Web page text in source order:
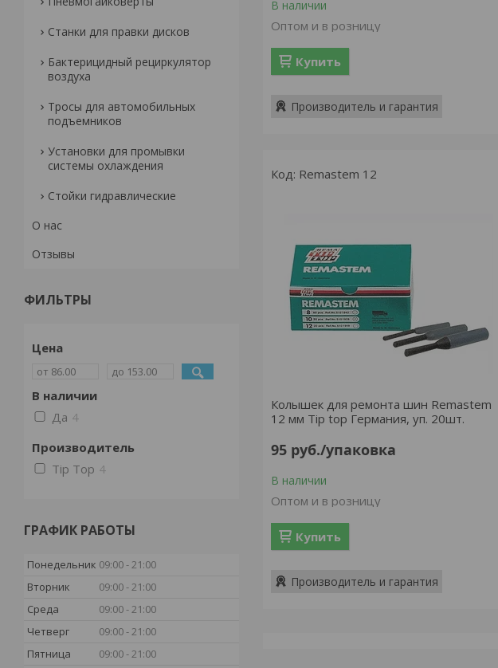
В наличии
Оптом и в розницу
Купить
Производитель и гарантия
Remastem 12
Колышек для ремонта шин Remastem
12 мм Tip top Германия, уп. 20шт.
95 руб./упаковка
В наличии
Оптом и в розницу
Купить
Производитель и гарантия
Станки для правки дисков
Бактерицидный рециркулятор
воздуха
Тросы для автомобильных
подъемников
Установки для промывки
системы охлаждения
Стойки гидравлические
О нас
Отзывы
ФИЛЬТРЫ
Цена
В наличии
Да 4
Производитель
Tip Top 4
ГРАФИК РАБОТЫ
Понедельник 09:00 21:00
Вторник
09:00 21:00
Среда
09:00 21:00
Четверг
09:00 21:00
Пятница
09:00 21:00